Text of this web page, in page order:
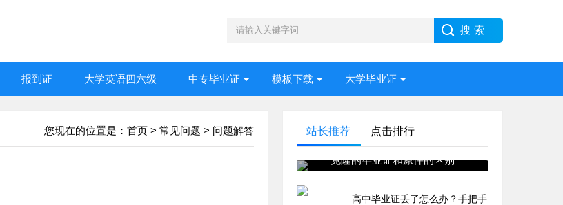
报到证 大学英语四六级 中专毕业证 模板下载 大学毕业证
您现在的位置是： 首页 > 常见问题 > 问题解答 站长推荐 点击排行
克隆的毕业证和原件的区别
高中毕业证丢了怎么办？手把手